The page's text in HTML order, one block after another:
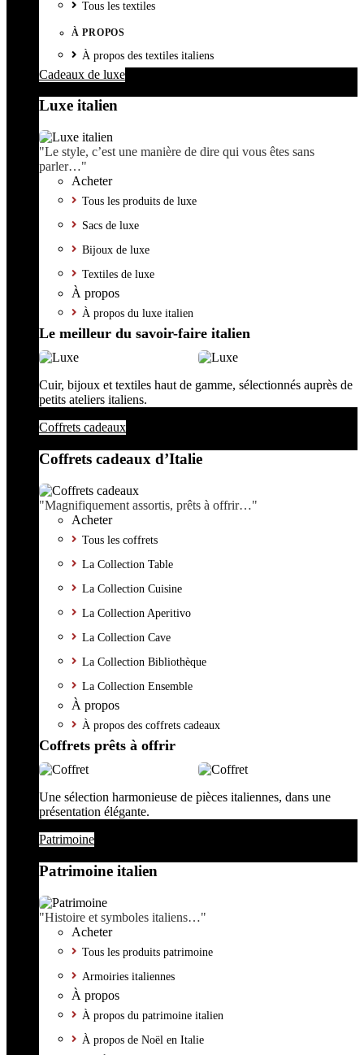
Tous les textiles
À PROPOS
À propos des textiles italiens
Cadeaux de luxe
Luxe italien
"Le style, c’est une manière de dire qui vous êtes sans
parler…"
Acheter
Tous les produits de luxe
Sacs de luxe
Bijoux de luxe
Textiles de luxe
À propos
À propos du luxe italien
Le meilleur du savoir-faire italien
Cuir, bijoux et textiles haut de gamme, sélectionnés auprès de
petits ateliers italiens.
Coffrets cadeaux
Coffrets cadeaux d’Italie
"Magnifiquement assortis, prêts à offrir…"
Acheter
Tous les coffrets
La Collection Table
La Collection Cuisine
La Collection Aperitivo
La Collection Cave
La Collection Bibliothèque
La Collection Ensemble
À propos
À propos des coffrets cadeaux
Coffrets prêts à offrir
Une sélection harmonieuse de pièces italiennes, dans une
présentation élégante.
Patrimoine
Patrimoine italien
"Histoire et symboles italiens…"
Acheter
Tous les produits patrimoine
Armoiries italiennes
À propos
À propos du patrimoine italien
À propos de Noël en Italie